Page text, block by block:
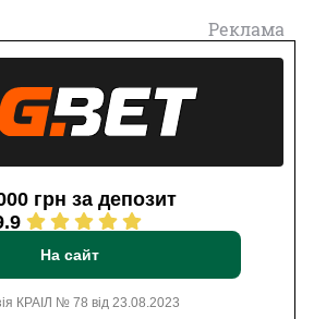
Реклама
грн за депозит
На сайт
КРАІЛ № 78 від 23.08.2023